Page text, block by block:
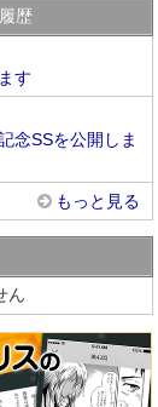
歴
す
念SSを公開しま
もっと見る
ん